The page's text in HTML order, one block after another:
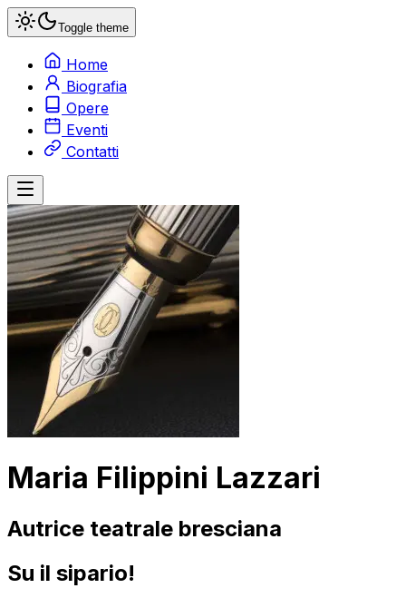
Toggle theme
Home
Biografia
Opere
Eventi
Contatti
Maria Filippini Lazzari
Autrice teatrale bresciana
Su il sipario!